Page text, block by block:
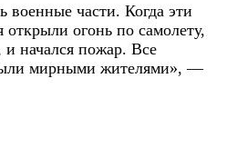
военные части. Когда эти
открыли огонь по самолету,
и начался пожар. Все
мирными жителями», —